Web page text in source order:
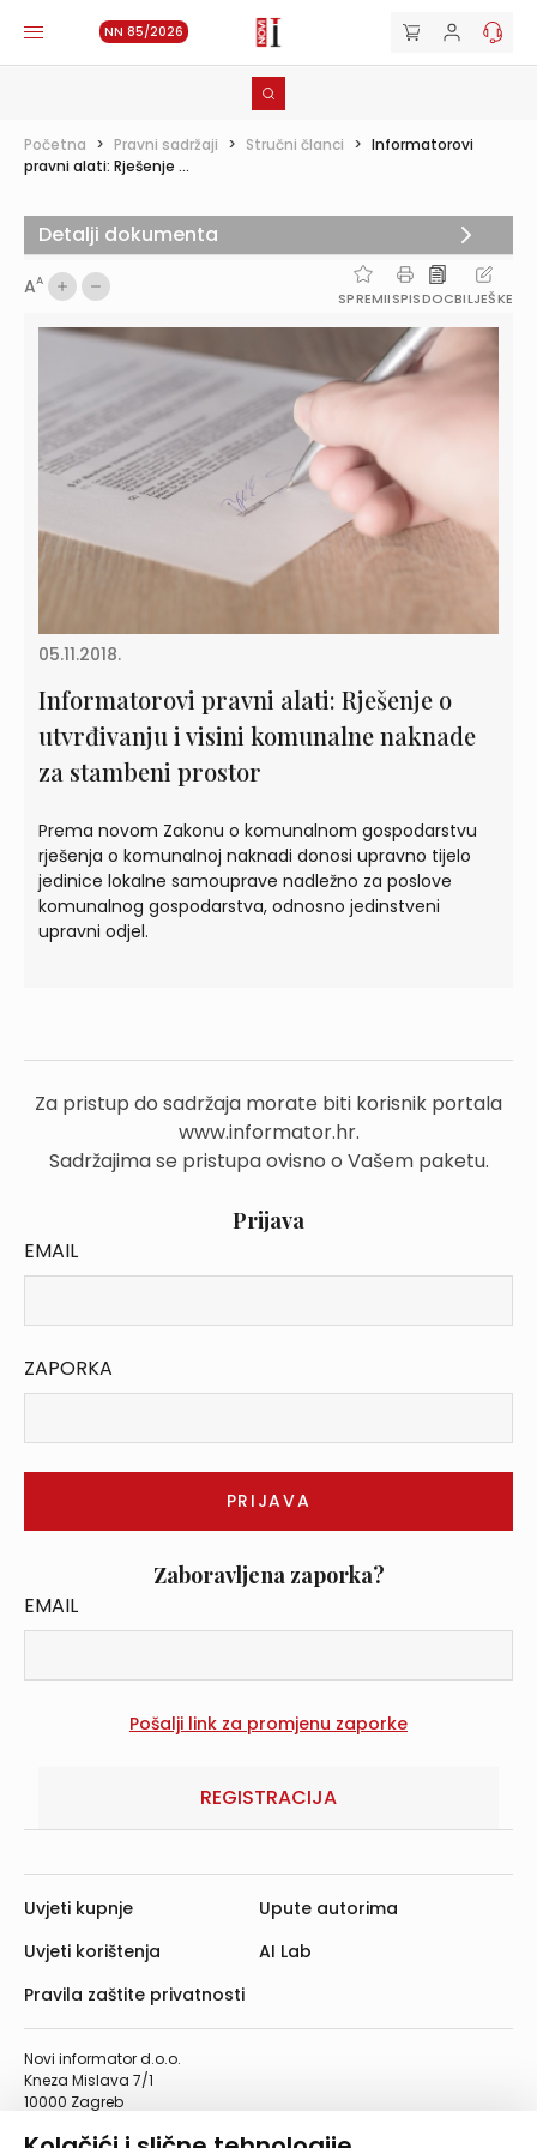
NN 85/2026
Početna > Pravni sadržaji > Stručni članci > Informatorovi
pravni alati: Rješenje ...
AA
SPREMIISPISDOCBILJEŠKE
05.11.2018.
Informatorovi pravni alati: Rješenje o
utvrđivanju i visini komunalne naknade
za stambeni prostor
Prema novom Zakonu o komunalnom gospodarstvu
rješenja o komunalnoj naknadi donosi upravno tijelo
jedinice lokalne samouprave nadležno za poslove
komunalnog gospodarstva, odnosno jedinstveni
upravni odjel.
Za pristup do sadržaja morate biti korisnik portala
www.informator.hr.
Sadržajima se pristupa ovisno o Vašem paketu.
Prijava
EMAIL
ZAPORKA
Zaboravljena zaporka?
EMAIL
REGISTRACIJA
Detalji dokumenta
Novi informator d.o.o.
Kneza Mislava 7/1
10000 Zagreb
Uvjeti kupnje
Uvjeti korištenja
Pravila zaštite privatnosti
Upute autorima
AI Lab